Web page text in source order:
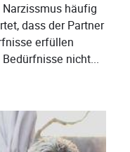
häufig
dass der Partner
erfüllen
nicht...